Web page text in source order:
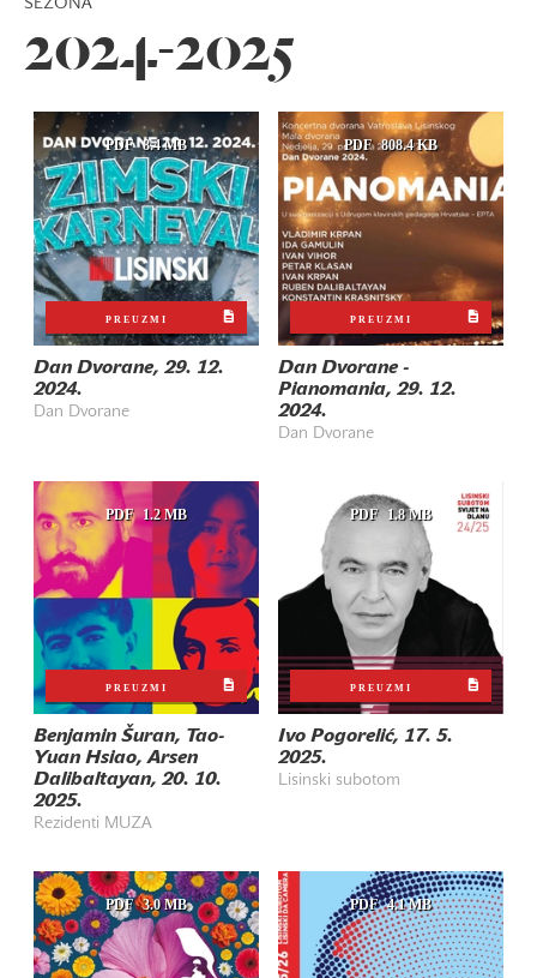
SEZONA
2024-2025
PDF 8.4 MB
PREUZMI
Dan Dvorane, 29. 12.
2024.
Dan Dvorane
PDF 808.4 KB
PREUZMI
Dan Dvorane -
Pianomania, 29. 12.
2024.
Dan Dvorane
PDF 1.2 MB
PREUZMI
Benjamin Šuran, Tao-
Yuan Hsiao, Arsen
Dalibaltayan, 20. 10.
2025.
Rezidenti MUZA
PDF 1.8 MB
PREUZMI
Ivo Pogorelić, 17. 5.
2025.
Lisinski subotom
PDF 3.0 MB PDF 4.1 MB